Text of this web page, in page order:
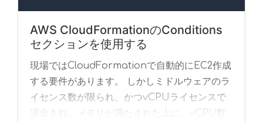
AWS CloudFormationのConditions
セクションを使用する
現場ではCloudFormationで自動的にEC2作成
する要件があります。 しかしミドルウェアのラ
イセンス数が限られ、かつvCPUライセンスで
課金され、メモリが満たされた上に、vCPU数